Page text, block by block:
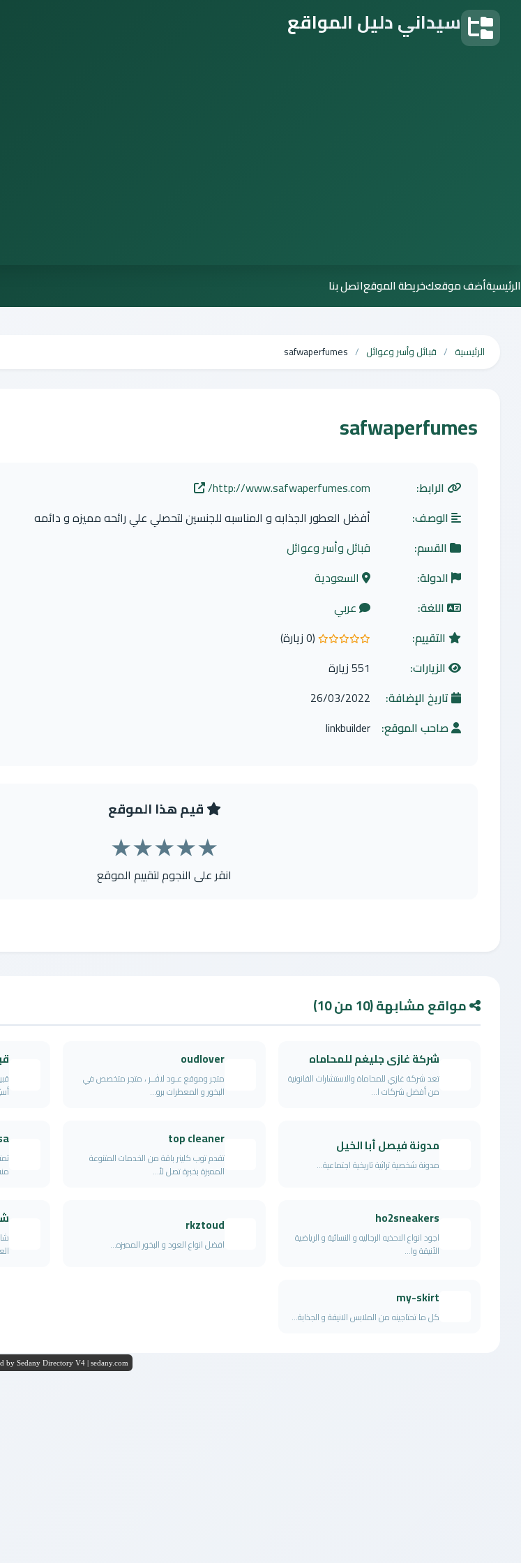
سيداني دليل المواقع
الرئيسيةأضف موقعكخريطة الموقعاتصل بنا
الرئيسية قبائل وأسر وعوائل safwaperfumes
safwaperfumes
الرابط:
http://www.safwaperfumes.com/
الوصف:
أفضل العطور الجذابه و المناسبه للجنسين لتحصلي علي رائحه مميزه و دائمه
القسم:
قبائل وأسر وعوائل
الدولة:
السعودية
اللغة:
عربي
التقييم:
0.0 من 5 نجوم
(0 زيارة)
الزيارات:
551 زيارة
تاريخ الإضافة:
26/03/2022
صاحب الموقع: linkbuilder
قيم هذا الموقع
★
★
★
★
★
انقر على النجوم لتقييم الموقع
مواقع مشابهة (10 من 10)
شركة غازى جليغم للمحاماه
تعد شركة غازي للمحاماة والاستشارات القانونية
من أفضل شركات ا...
oudlover
متجر وموقع عـود لاڤــر ، متجر متخصص في
البخور و المعطرات برو...
مدونة فيصل أبا الخيل
مدونة شخصية تراثية تاريخية اجتماعية...
top cleaner
تقدم توب كلينر باقة من الخدمات المتنوعة
المميزة بخبرة تصل لأ...
ho2sneakers
اجود انواع الاحذيه الرجاليه و النسائية و الرياضية
الأنيقة وا...
rkztoud
افضل انواع العود و البخور المميزه...
my-skirt
كل ما تحتاجينه من الملابس الانيقة و الجذابة...
by Sedany Directory V4 | sedany.com